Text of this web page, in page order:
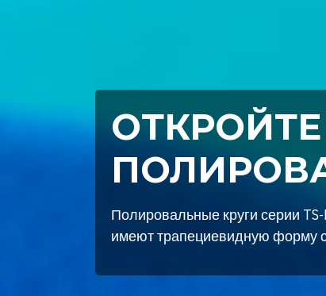
СИЯЮЩИЙ
Защитите ЛКП вашего
сияющим блеском с нашими